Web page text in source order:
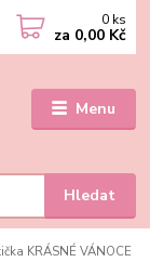
Menu
Hledat
0 ks
za 0,00 Kč
KRÁSNÉ VÁNOCE